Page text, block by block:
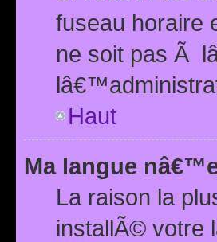
fuseau
ne soit pas Ã
Haut
Ma langue
La raison la
installÃ© votre